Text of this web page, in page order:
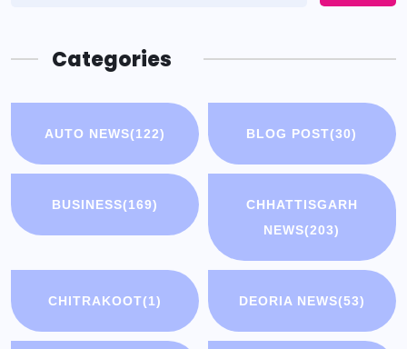
Categories
AUTO NEWS(122) BLOG POST(30)
BUSINESS(169)
CHHATTISGARH
NEWS(203)
CHITRAKOOT(1) DEORIA NEWS(53)